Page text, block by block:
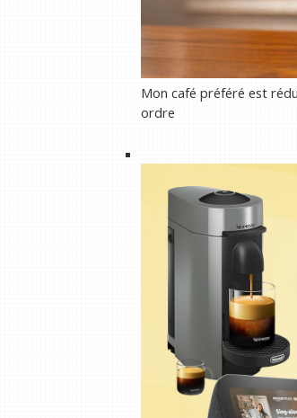
Mon café préféré est
ordre